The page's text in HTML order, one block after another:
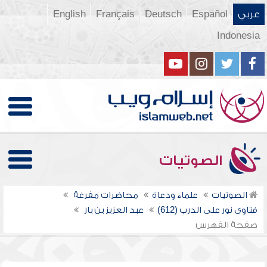
عربي Español
Deutsch
Français
English
Indonesia
الصوتيات
الصوتيات علماء ودعاة
محاضرات مفرغة
فتاوى نور على الدرب (612)
عبد العزيز بن باز
صفحة الفهرس